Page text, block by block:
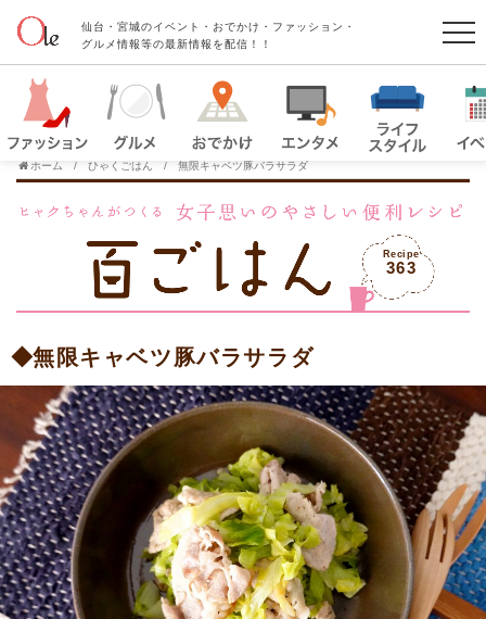
仙台・宮城のイベント・おでかけ・ファッション・
グルメ情報等の最新情報を配信！！
ホーム ひゃくごはん 無限キャベツ豚バラサラダ
Recipe
363
無限キャベツ豚バラサラダ